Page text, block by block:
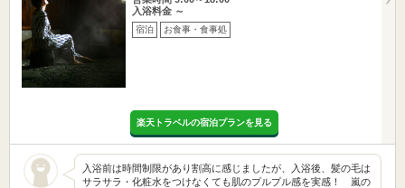
入浴料金 ～
宿泊 お食事・食事処
楽天トラベルの宿泊プランを見る
入浴前は時間制限があり割高に感じましたが、入浴後、髪の毛は
サラサラ・化粧水をつけなくても肌のプルプル感を実感！ 嵐の